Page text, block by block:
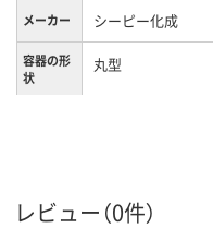
メーカー シーピー化成
容器の形
状
丸型
レビュー（0件）